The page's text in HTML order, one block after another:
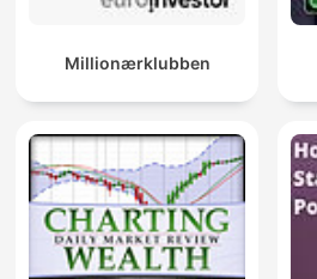
Millionærklubben